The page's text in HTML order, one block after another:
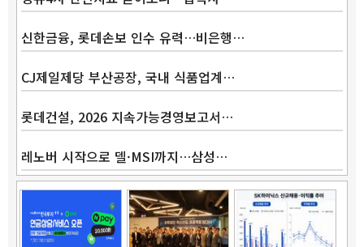
신한금융, 롯데손보 인수 유력…비은행…
CJ제일제당 부산공장, 국내 식품업계…
롯데건설, 2026 지속가능경영보고서…
레노버 시작으로 델·MSI까지…삼성…